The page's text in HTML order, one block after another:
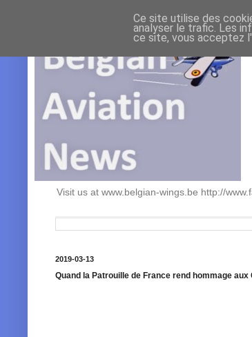
Visit us at www.belgian-wings.be http://
2019-03-13
Quand la Patrouille de France rend hommage
Ce site utilise des
analyser le trafic. Les
ce site, vous acceptez